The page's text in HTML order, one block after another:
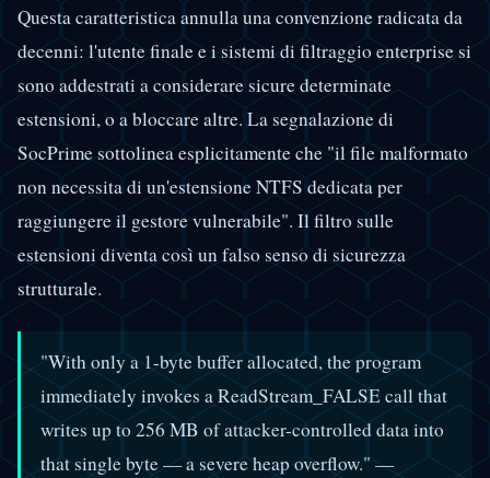
Questa caratteristica annulla una convenzione radicata da
decenni: l'utente finale e i sistemi di filtraggio enterprise si
sono addestrati a considerare sicure determinate
estensioni, o a bloccare altre. La segnalazione di
SocPrime sottolinea esplicitamente che "il file malformato
non necessita di un'estensione NTFS dedicata per
raggiungere il gestore vulnerabile". Il filtro sulle
estensioni diventa così un falso senso di sicurezza
strutturale.
"With only a 1-byte buffer allocated, the program
immediately invokes a ReadStream_FALSE call that
writes up to 256 MB of attacker-controlled data into
that single byte — a severe heap overflow." —